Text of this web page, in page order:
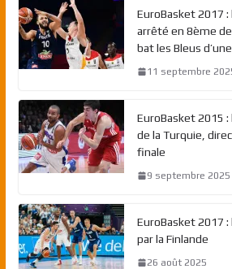
EuroBasket 2017 :
arrêté en 8ème
bat les Bleus
11 septembre
EuroBasket 2015 :
de la Turquie,
finale
9 septembre 2025
EuroBasket 2017 :
par la Finlande
26 août 2025